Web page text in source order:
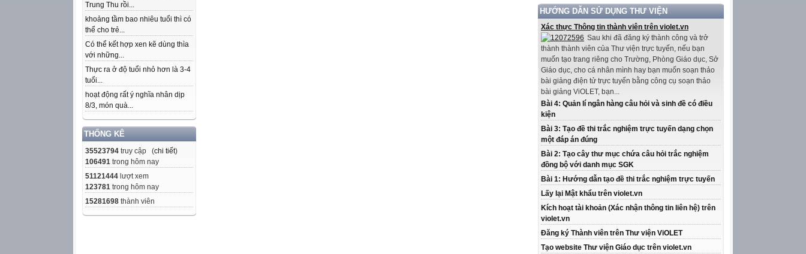
Trung Thu rồi...
khoảng tầm bao nhiêu tuổi thì có
thể cho trẻ...
Có thể kết hợp xen kẽ dùng thìa
với những...
Thực ra ở độ tuổi nhỏ hơn là 3-4
tuổi...
hoạt động rất ý nghĩa nhân dịp
8/3, món quà...
THỐNG KÊ
35523794 truy cập (chi tiết)
106491 trong hôm nay
51121444 lượt xem
123781 trong hôm nay
15281698 thành viên
HƯỚNG DẪN SỬ DỤNG THƯ VIỆN
Xác thực Thông tin thành viên trên violet.vn
Sau khi đã đăng ký thành công và trở
thành thành viên của Thư viện trực tuyến, nếu bạn
muốn tạo trang riêng cho Trường, Phòng Giáo dục, Sở
Giáo dục, cho cá nhân mình hay bạn muốn soạn thảo
bài giảng điện tử trực tuyến bằng công cụ soạn thảo
bài giảng ViOLET, bạn...
Bài 4: Quản lí ngân hàng câu hỏi và sinh đề có điều
kiện
Bài 3: Tạo đề thi trắc nghiệm trực tuyến dạng chọn
một đáp án đúng
Bài 2: Tạo cây thư mục chứa câu hỏi trắc nghiệm
đồng bộ với danh mục SGK
Bài 1: Hướng dẫn tạo đề thi trắc nghiệm trực tuyến
Lấy lại Mật khẩu trên violet.vn
Kích hoạt tài khoản (Xác nhận thông tin liên hệ) trên
violet.vn
Đăng ký Thành viên trên Thư viện ViOLET
Tạo website Thư viện Giáo dục trên violet.vn